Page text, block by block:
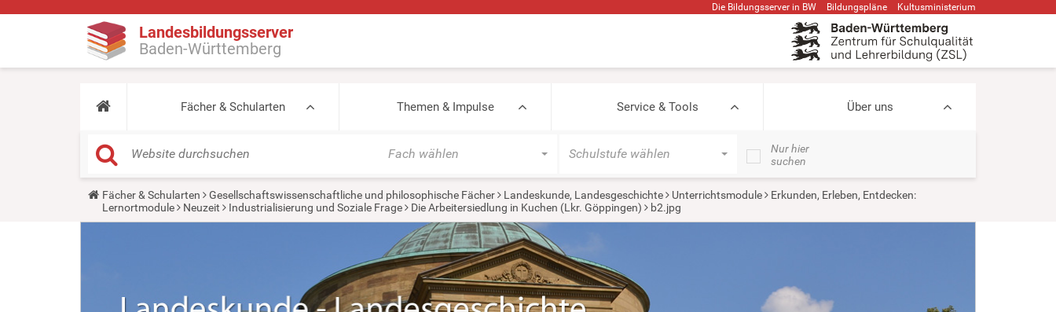
Die Bildungsserver in BW Bildungspläne Kultusministerium
Landesbildungsserver
Baden-Württemberg
Fächer & Schularten Themen & Impulse Service & Tools Über uns
Fach wählen Schulstufe wählen
Nur hier
suchen
Y
u
Fächer & Schularten Gesellschaftswissenschaftliche und philosophische Fächer Landeskunde, Landesgeschichte Unterrichtsmodule
Erkunden, Erleben, Entdecken:
Lernortmodule
Neuzeit Industrialisierung und Soziale Frage Die Arbeitersiedlung in Kuchen (Lkr. Göppingen) b2.jpg